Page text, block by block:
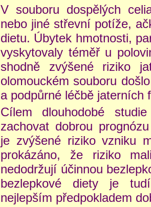
V souboru dospělých
nebo jiné střevní potíže,
dietu. Úbytek hmotnosti,
vyskytovaly téměř u
shodně zvýšené riziko
olomouckém souboru
a podpůrné léčbě
Cílem dlouhodobé
zachovat dobrou
je zvýšené riziko vzniku
prokázáno, že riziko
nedodržují účinnou
bezlepkové diety je
nejlepším předpokladem